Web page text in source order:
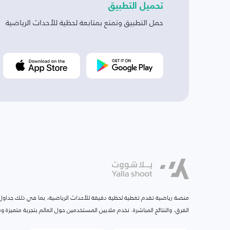
تحميل التطبيق
حمل التطبيق وتمتع بمتابعة لحظية للأحداث الرياضية
منصة رياضية تقدم تغطية لحظية دقيقة للأحداث الرياضية، بما في ذلك جداول
الفرق، والنتائج المباشرة. نخدم ملايين المستخدمين حول العالم بتجربة